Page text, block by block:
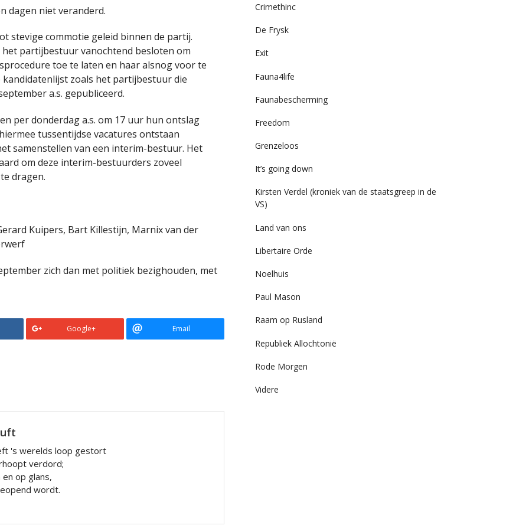
dagen niet veranderd.
stevige commotie geleid binnen de partij.
partijbestuur vanochtend besloten om
toe te laten en haar alsnog voor te
zoals het partijbestuur die
a.s. gepubliceerd.
per donderdag a.s. om 17 uur hun ontslag
tussentijdse vacatures ontstaan
samenstellen van een interim-bestuur. Het
om deze interim-bestuurders zoveel
dragen.
Kuipers, Bart Killestijn, Marnix van der
zich dan met politiek bezighouden, met
Google+ Email
's werelds loop gestort
verdord;
op glans,
wordt.
Crimethinc
De Frysk
Exit
Fauna4life
Faunabescherming
Freedom
Grenzeloos
It’s going down
Kirsten Verdel (kroniek van de staatsgreep in de
VS)
Land van ons
Libertaire Orde
Noelhuis
Paul Mason
Raam op Rusland
Republiek Allochtonië
Rode Morgen
Videre